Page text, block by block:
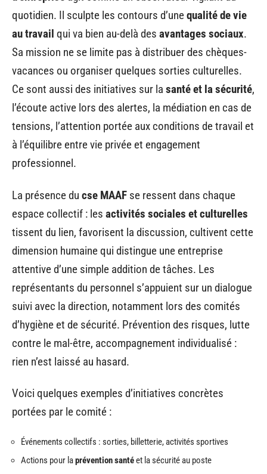
quotidien. Il sculpte les contours d’unequalité de vie
au travail qui va bien au-delà des avantages sociaux.
Sa mission ne se limite pas à distribuer des chèques-
vacances ou organiser quelques sorties culturelles.
Ce sont aussi des initiatives sur la santé et la sécurité,
l’écoute active lors des alertes, la médiation en cas de
tensions, l’attention portée aux conditions de travail et
à l’équilibre entre vie privée et engagement
professionnel.
La présence du cse MAAF se ressent dans chaque
espace collectif : les activités sociales et culturelles
tissent du lien, favorisent la discussion, cultivent cette
dimension humaine qui distingue une entreprise
attentive d’une simple addition de tâches. Les
représentants du personnel s’appuient sur un dialogue
suivi avec la direction, notamment lors des comités
d’hygiène et de sécurité. Prévention des risques, lutte
contre le mal-être, accompagnement individualisé :
rien n’est laissé au hasard.
Voici quelques exemples d’initiatives concrètes
portées par le comité :
Événements collectifs : sorties, billetterie, activités sportives
Actions pour laprévention santéet la sécurité au poste